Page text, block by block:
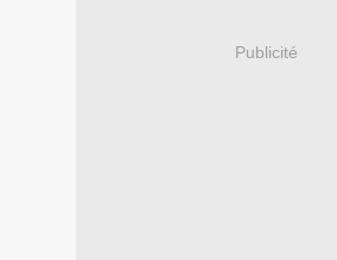
Publicité